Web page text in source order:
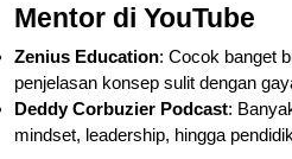
Mentor di YouTube
Zenius Education: Cocok banget
penjelasan konsep sulit dengan
Deddy Corbuzier Podcast:
mindset, leadership, hingga